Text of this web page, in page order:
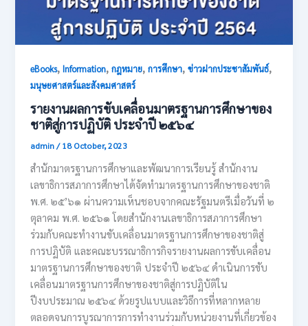
eBooks,Information,กฎหมาย,การศึกษา,ข่าวฝากประชาสัมพันธ์,
มนุษยศาสตร์และสังคมศาสตร์
รายงานผลการขับเคลื่อนมาตรฐานการศึกษาของ
ชาติสู่การปฏิบัติ ประจำปี ๒๕๖๔
admin/18 October, 2023
สำนักมาตรฐานการศึกษาและพัฒนาการเรียนรู้ สำนักงาน
เลขาธิการสภาการศึกษาได้จัดทำมาตรฐานการศึกษาของชาติ
พ.ศ. ๒๕’๖๑ ผ่านความเห็นชอบจากคณะรัฐมนตรีเมื่อวันที่ ๒
ตุลาคม พ.ศ. ๒๕๖๑ โดยสำนักงานเลขาธิการสภาการศึกษา
ร่วมกับคณะทำงานขับเคลื่อนมาตรฐานการศึกษาของชาติสู่
การปฏิบัติ และคณะบรรณาธิการกิจรายงานผลการขับเคลื่อน
มาตรฐานการศึกษาของชาติ ประจำปี ๒๕๖๔ ดำเนินการขับ
เคลื่อนมาตรฐานการศึกษาของชาติสู่การปฏิบัติใน
ปีงบประมาณ ๒๕๖๔ ด้วยรูปแบบและวิธีการที่หลากหลาย
ตลอดจนการบูรณาการการทำงานร่วมกับหน่วยงานที่เกี่ยวข้อง